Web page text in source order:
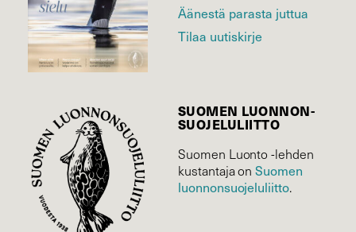
Äänestä parasta juttua
Tilaa uutiskirje
SUOMEN LUONNON­
SUOJELU­LIITTO
Suomen Luonto -lehden
kustantaja onSuomen
luonnonsuojelu­liitto.